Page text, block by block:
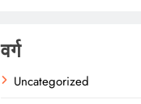
वर्ग
Uncategorized